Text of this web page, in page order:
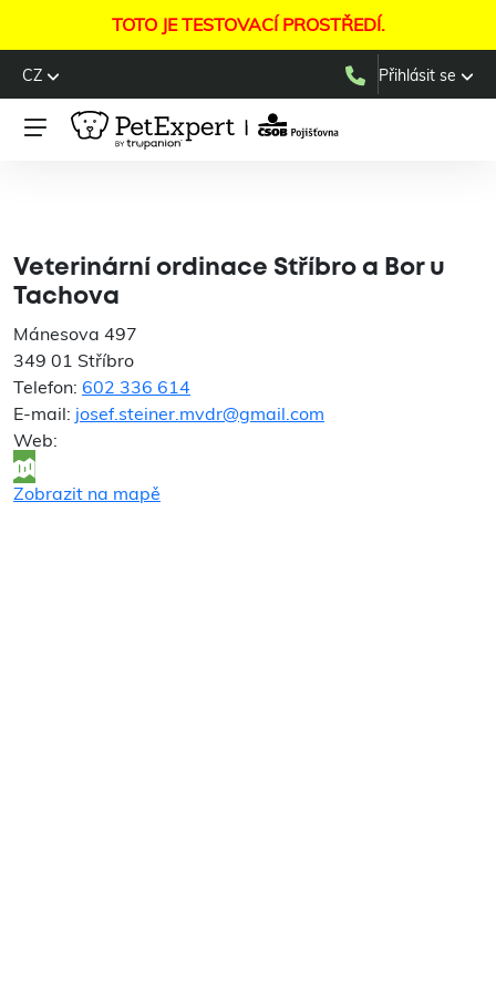
TOTO JE TESTOVACÍ PROSTŘEDÍ.
CZ Přihlásit se
Veterinární ordinace Stříbro a Bor u
Tachova
Mánesova 497
349 01 Stříbro
Telefon: 602 336 614
E-mail: josef.steiner.mvdr@gmail.com
Web:
Zobrazit na mapě